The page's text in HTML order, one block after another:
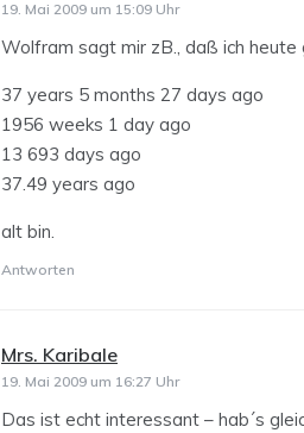
19. Mai 2009 um 15:09 Uhr
Wolfram sagt mir zB., daß ich heute
37 years 5 months 27 days ago
1956 weeks 1 day ago
13 693 days ago
37.49 years ago
alt bin.
Antworten
Mrs. Karibale
19. Mai 2009 um 16:27 Uhr
Das ist echt interessant – hab´s